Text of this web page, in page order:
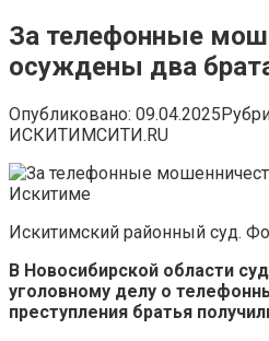
За телефонные
осуждены два
Опубликовано: 09.04.2025
ИСКИТИМСИТИ.RU
Искитимский районный суд.
В Новосибирской области
уголовному делу о
преступления братья